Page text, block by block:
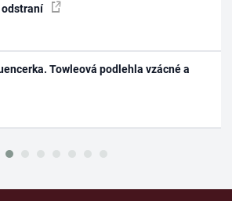
odstraní
Towleová podlehla vzácné a